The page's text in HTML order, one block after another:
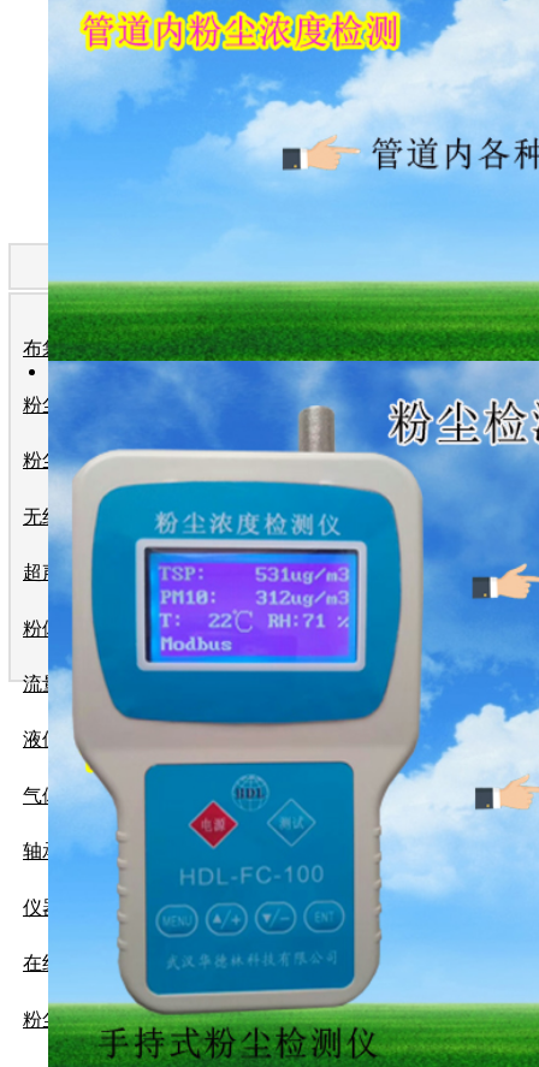
产品使用说明书
武汉华德林科技有限公
1 概述
2 型号及主要技术
3 环境条件
布袋检漏仪
粉尘检测仪
粉尘浓度仪
无线远传系统
超声波流量计
粉体流量计
流量计
液位计
气体检测仪
轴承测温及跑偏控制系统
仪器仪表
在线式粒子计数器
粉尘负压采样仪